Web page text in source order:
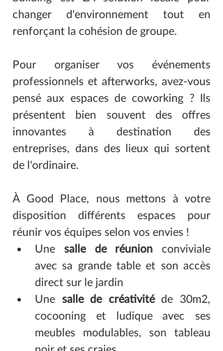
changer d'environnement tout en
renforçant la cohésion de groupe.
Pour organiser vos événements
professionnels et afterworks, avez-vous
pensé aux espaces de coworking ? Ils
présentent bien souvent des offres
innovantes à destination des
entreprises, dans des lieux qui sortent
de l'ordinaire.
À Good Place, nous mettons à votre
disposition différents espaces pour
réunir vos équipes selon vos envies !
Une salle de réunion conviviale
avec sa grande table et son accès
direct sur le jardin
Une salle de créativité de 30m2,
cocooning et ludique avec ses
meubles modulables, son tableau